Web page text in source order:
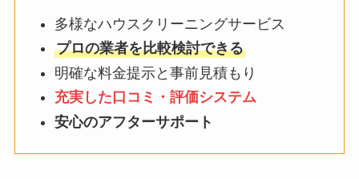
多様なハウスクリーニングサービス
プロの業者を比較検討できる
明確な料金提示と事前見積もり
充実した口コミ・評価システム
安心のアフターサポート